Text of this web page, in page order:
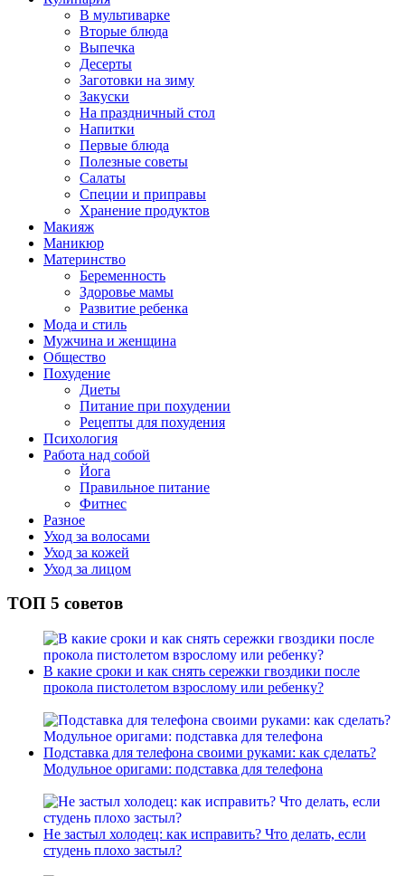
В мультиварке
Вторые блюда
Выпечка
Десерты
Заготовки на зиму
Закуски
На праздничный стол
Напитки
Первые блюда
Полезные советы
Салаты
Специи и приправы
Хранение продуктов
Макияж
Маникюр
Материнство
Беременность
Здоровье мамы
Развитие ребенка
Мода и стиль
Мужчина и женщина
Общество
Похудение
Диеты
Питание при похудении
Рецепты для похудения
Психология
Работа над собой
Йога
Правильное питание
Фитнес
Разное
Уход за волосами
Уход за кожей
Уход за лицом
ТОП 5 советов
В какие сроки и как снять сережки гвоздики после
прокола пистолетом взрослому или ребенку?
Подставка для телефона своими руками: как сделать?
Модульное оригами: подставка для телефона
Не застыл холодец: как исправить? Что делать, если
студень плохо застыл?